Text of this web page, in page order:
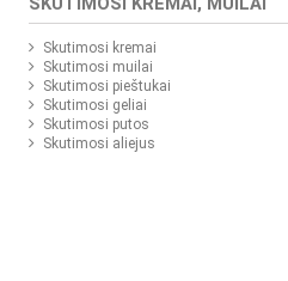
Skutimosi kremai
Skutimosi muilai
Skutimosi pieštukai
Skutimosi geliai
Skutimosi putos
Skutimosi aliejus